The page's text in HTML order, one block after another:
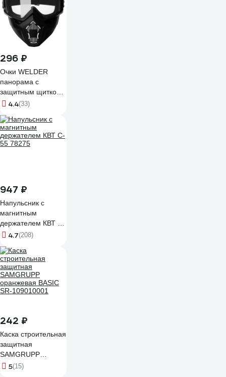
296 ₽
Очки WELDER
панорама с
защитным щитком
ОЗТП-5-Ч
4.4(33)
947 ₽
Напульсник с
магнитным
держателем КВТ C-
55 78275
4.7(208)
242 ₽
Каска строительная
защитная
SAMGRUPP
оранжевая BASIC
5(15)